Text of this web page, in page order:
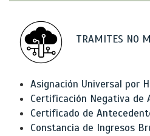
TRAMITES NO
Asignación Universal por
Certificación Negativa de
Certificado de
Constancia de Ingresos